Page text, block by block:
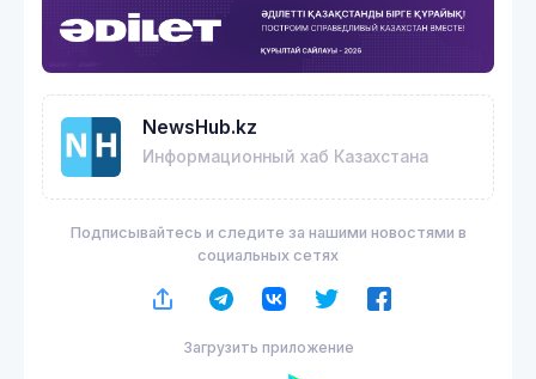
NewsHub.kz
Информационный хаб Казахстана
Подписывайтесь и следите за нашими новостями в
социальных сетях
Загрузить приложение